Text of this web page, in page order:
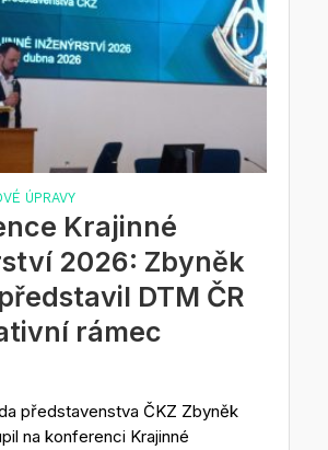
ÚPRAVY
Krajinné
2026: Zbyněk
DTM ČR
rámec
představenstva ČKZ Zbyněk
na konferenci Krajinné